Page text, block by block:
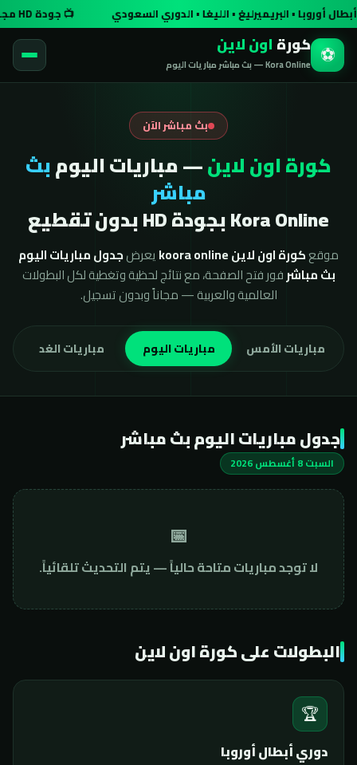
أوروبا • البريميرليغ • الليغا • الدوري السعودي 📺 جودة HD مجاناً وبدون تسجيل
⚽ كورة اون لاين
Kora Online — بث مباشر مباريات اليوم
بث مباشر الآن
كورة اون لاين— مباريات اليومبث
مباشر
Kora Online بجودة HD بدون تقطيع
موقعكورة اون لاين koora online يعرضجدول مباريات اليوم
بث مباشرفور فتح الصفحة، مع نتائج لحظية وتغطية لكل البطولات
العالمية والعربية — مجاناً وبدون تسجيل.
مباريات الأمس مباريات اليوم مباريات الغد
جدول مباريات اليوم بث مباشر
السبت 8 أغسطس 2026
📅
لا توجد مباريات متاحة حالياً — يتم التحديث تلقائياً.
البطولات على كورة اون لاين
🏆
دوري أبطال أوروبا